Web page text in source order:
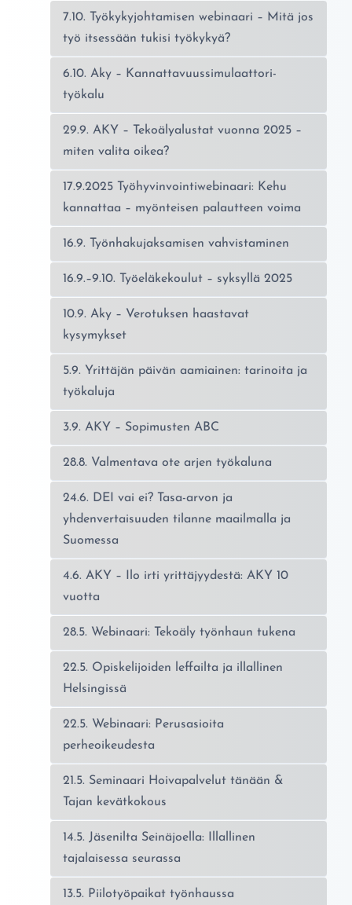
7.10. Työkykyjohtamisen webinaari – Mitä jos
työ itsessään tukisi työkykyä?
6.10. Aky – Kannattavuussimulaattori-
työkalu
29.9. AKY – Tekoälyalustat vuonna 2025 –
miten valita oikea?
17.9.2025 Työhyvinvointiwebinaari: Kehu
kannattaa – myönteisen palautteen voima
16.9. Työnhakujaksamisen vahvistaminen
16.9.–9.10. Työeläkekoulut – syksyllä 2025
10.9. Aky – Verotuksen haastavat
kysymykset
5.9. Yrittäjän päivän aamiainen: tarinoita ja
työkaluja
3.9. AKY – Sopimusten ABC
28.8. Valmentava ote arjen työkaluna
24.6. DEI vai ei? Tasa-arvon ja
yhdenvertaisuuden tilanne maailmalla ja
Suomessa
4.6. AKY – Ilo irti yrittäjyydestä: AKY 10
vuotta
28.5. Webinaari: Tekoäly työnhaun tukena
22.5. Opiskelijoiden leffailta ja illallinen
Helsingissä
22.5. Webinaari: Perusasioita
perheoikeudesta
21.5. Seminaari Hoivapalvelut tänään &
Tajan kevätkokous
14.5. Jäsenilta Seinäjoella: Illallinen
tajalaisessa seurassa
13.5. Piilotyöpaikat työnhaussa